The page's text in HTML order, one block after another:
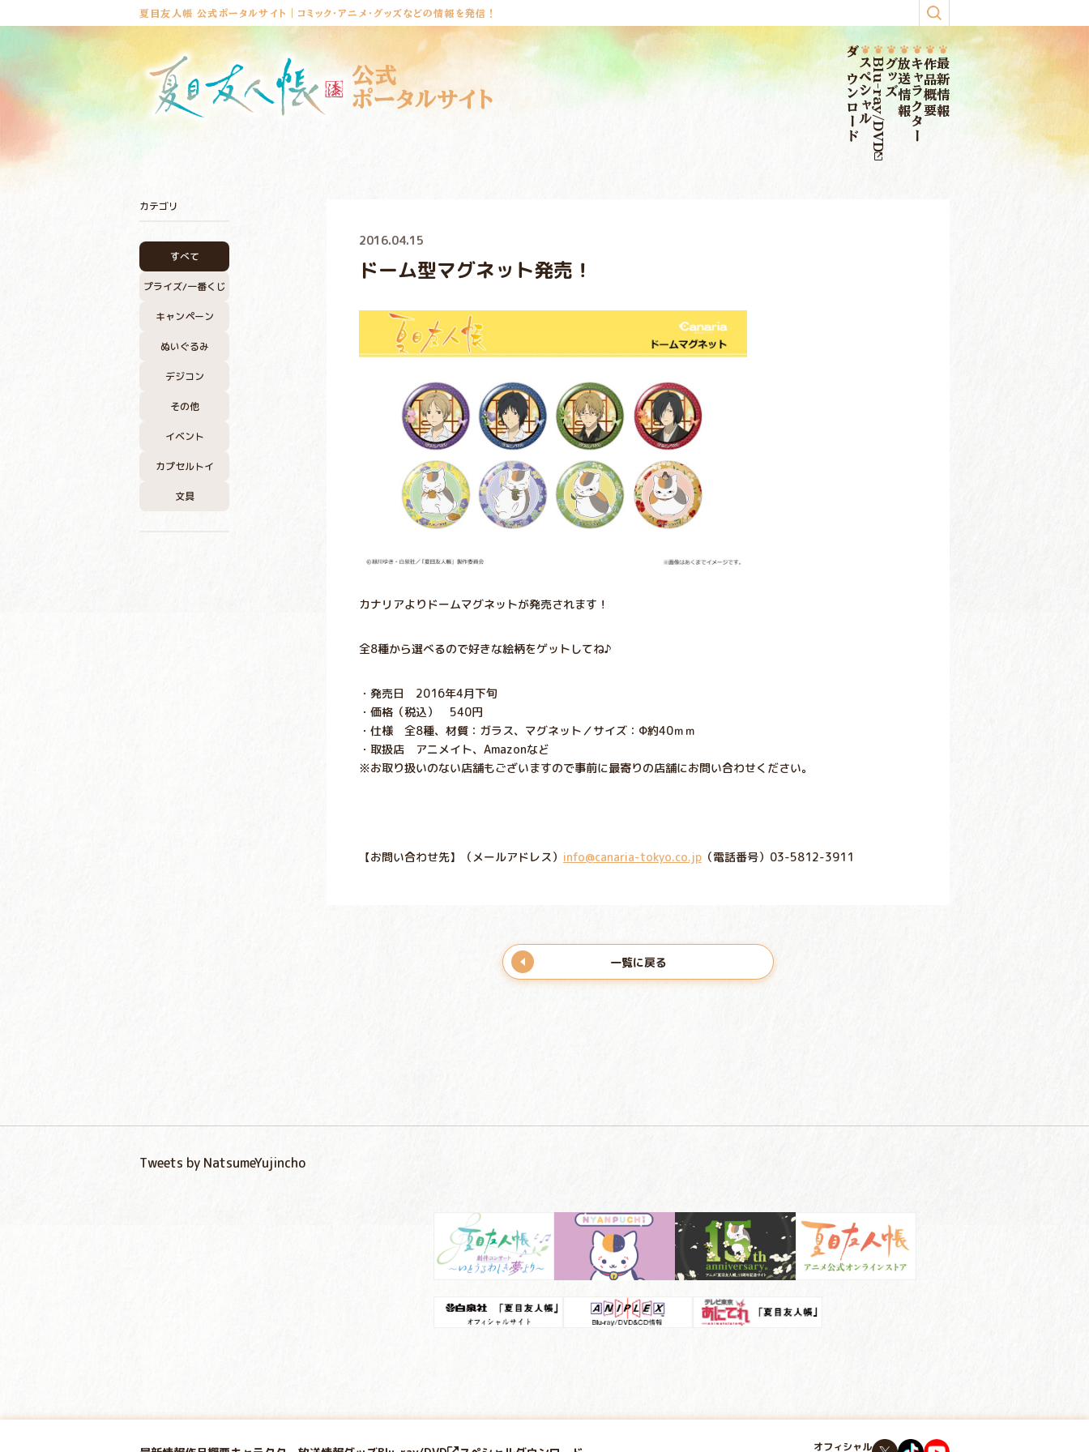
夏目友人帳 公式ポータルサイト｜コミック・アニメ・グッズなどの情報を発信！
公式
ポータルサイト
ダウンロードスペシャルBlu-ray/DVDグッズ放送情報キャラクター作品概要最新情報
カテゴリ
すべて
プライズ/一番くじ
キャンペーン
ぬいぐるみ
デジコン
その他
イベント
カプセルトイ
文具
2016.04.15
ドーム型マグネット発売！
カナリアよりドームマグネットが発売されます！
全8種から選べるので好きな絵柄をゲットしてね♪
・発売日 2016年4月下旬
・価格（税込） 540円
・仕様 全8種、材質：ガラス、マグネット／サイズ：Φ約40ｍｍ
・取扱店 アニメイト、Amazonなど
※お取り扱いのない店舗もございますので事前に最寄りの店舗にお問い合わせください。
【お問い合わせ先】 （メールアドレス） info@canaria-tokyo.co.jp （電話番号）03-5812-3911
一覧に戻る
Tweets by NatsumeYujincho
オフィシャル